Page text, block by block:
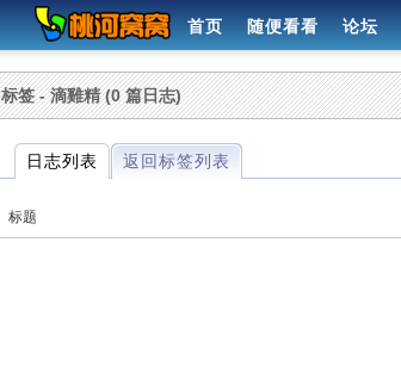
首页 随便看看 论坛
标签 - 滴雞精 (0 篇日志)
日志列表 返回标签列表
标题